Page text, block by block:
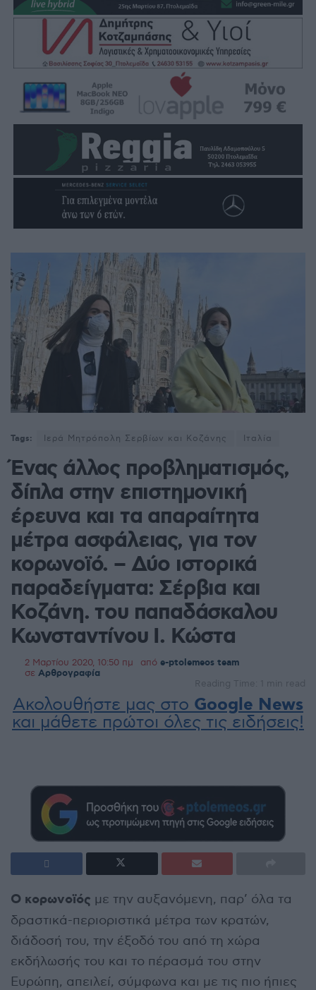
Tags: Ιερά Μητρόπολη Σερβίων και Κοζάνης Ιταλία
Ένας άλλος προβληματισμός,
δίπλα στην επιστημονική
έρευνα και τα απαραίτητα
μέτρα ασφάλειας, για τον
κορωνοϊό. – Δύο ιστορικά
παραδείγματα: Σέρβια και
Κοζάνη. του παπαδάσκαλου
Κωνσταντίνου Ι. Κώστα
2 Μαρτίου 2020, 10:50 πμ από e-ptolemeos team
σε Αρθρογραφία
Reading Time: 1 min read
Ακολουθήστε μας στο Google News
και μάθετε πρώτοι όλες τις ειδήσεις!
Ο κορωνοϊός με την αυξανόμενη, παρ’ όλα τα
δραστικά-περιοριστικά μέτρα των κρατών,
διάδοσή του, την έξοδό του από τη χώρα
εκδήλωσής του και το πέρασμά του στην
Ευρώπη, απειλεί, σύμφωνα και με τις πιο ήπιες